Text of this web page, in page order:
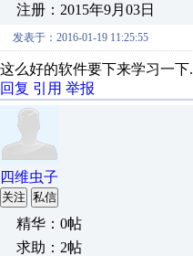
注册：2015年9月03日
发表于：2016-01-19 11:25:55
这么好的软件要下来学习一下.
回复 引用 举报
四维虫子
关注 私信
精华：0帖
求助：2帖